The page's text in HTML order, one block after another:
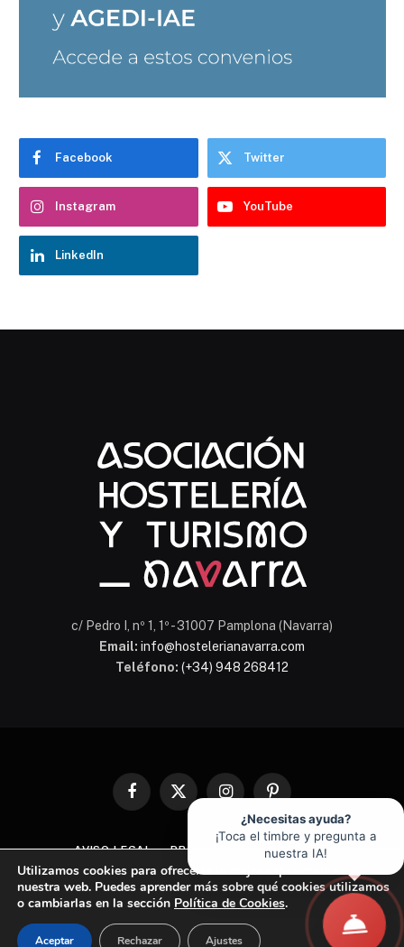
Facebook Twitter
Instagram YouTube
LinkedIn
¿Necesitas ayuda?
¡Toca el timbre y pregunta a
nuestra IA!
Chatbot Hostelería Navarra
En línea
c/ Pedro I, nº 1, 1º - 31007 Pamplona (Navarra)
Email: info@hostelerianavarra.com
Teléfono: (+34) 948 268412
Facebook
X
(Twitter)
InstagramPinterest
AVISO LEGAL PROTECCIÓN DE DATOS
POLÍTICA DE COOKIES
© 2026 Asociación de Hostelería y Turismo de Navarra
Utilizamos cookies para ofrecerte la mejor experiencia en
nuestra web. Puedes aprender más sobre qué cookies utilizamos
o cambiarlas en la sección Política de Cookies.
Aceptar Rechazar Ajustes